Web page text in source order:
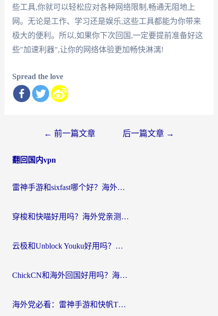
些工具,你就可以轻松应对各种网络限制,畅通无阻地上
网。无论是工作、学习还是娱乐,这些工具都能为你带来
极大的便利。所以,如果你下次回国,一定要提前准备好这
些"加速利器",让你的网络体验更加畅快淋漓!
Spread the love
导
← 前一篇文章 后一篇文章 →
翻回国内vpn
雷神手游和sixfast哪个好？海外党亲测3款回国加速器，教你选对不踩坑
穿梭和快喵好用吗？海外党亲测：小众加速器对比+番茄加速器深度体验
云极和Unblock Youku好用吗？海外党亲测+2026回国加速器避坑指南
ChickCN和海外回国好用吗？海外党2026亲测：从手游到影音，选对加速器的3个关键
海外党必看：雷神手游和快帆TV版好用吗？3步选对回国加速器不踩坑